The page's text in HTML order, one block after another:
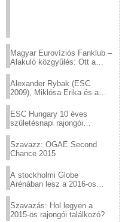
Magyar Eurovíziós Fanklub –
Alakuló közgyűlés: Ott a
Alexander Rybak (ESC
2009), Miklósa Erika és a
sztárjai a Margitszigeten
ESC Hungary 10 éves
születésnapi rajongói
Szavazz: OGAE Second
Chance 2015
A stockholmi Globe
Arénában lesz a 2016-os
Szavazás: Hol legyen a
2015-ös rajongói találkozó?